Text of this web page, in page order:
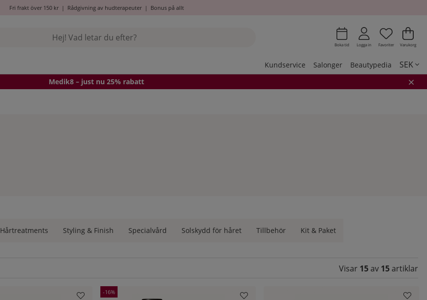
Fri frakt över 150 kr| Rådgivning av hudterapeuter| Bonus på allt
Boka tid Logga in Antal i
.
Favoriter .
Varukorg
Kundservice Salonger Beautypedia SEK
Medik8 – just nu 25% rabatt
Hårtreatments Styling & Finish Specialvård Solskydd för håret Tillbehör Kit & Paket
Visar 15av 15artiklar
16